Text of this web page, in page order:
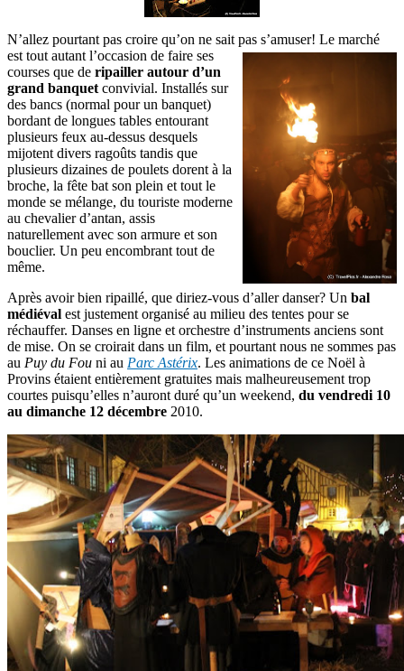
N’allez pourtant pas croire qu’on ne sait pas s’amuser! Le marché
est tout autant l’occasion de faire ses
courses que de ripailler autour d’un
grand banquet convivial. Installés sur
des bancs (normal pour un banquet)
bordant de longues tables entourant
plusieurs feux au-dessus desquels
mijotent divers ragoûts tandis que
plusieurs dizaines de poulets dorent à la
broche, la fête bat son plein et tout le
monde se mélange, du touriste moderne
au chevalier d’antan, assis
naturellement avec son armure et son
bouclier. Un peu encombrant tout de
même.
Après avoir bien ripaillé, que diriez-vous d’aller danser? Un bal
médiéval est justement organisé au milieu des tentes pour se
réchauffer. Danses en ligne et orchestre d’instruments anciens sont
de mise. On se croirait dans un film, et pourtant nous ne sommes pas
au Puy du Fou ni au Parc Astérix. Les animations de ce Noël à
Provins étaient entièrement gratuites mais malheureusement trop
courtes puisqu’elles n’auront duré qu’un weekend, du vendredi 10
au dimanche 12 décembre 2010.